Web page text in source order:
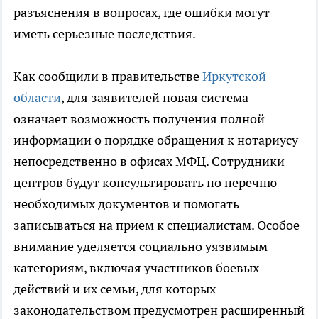
разъяснения в вопросах, где ошибки могут
иметь серьезные последствия.
Как сообщили в правительствеИркутской
области, для заявителей новая система
означает возможность получения полной
информации о порядке обращения к нотариусу
непосредственно в офисах МФЦ. Сотрудники
центров будут консультировать по перечню
необходимых документов и помогать
записываться на прием к специалистам. Особое
внимание уделяется социально уязвимым
категориям, включая участников боевых
действий и их семьи, для которых
законодательством предусмотрен расширенный